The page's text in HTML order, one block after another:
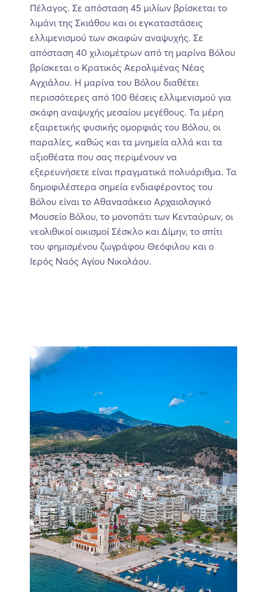
Πέλαγος. Σε απόσταση 45 μιλίων βρίσκεται το
λιμάνι της Σκιάθου και οι εγκαταστάσεις
ελλιμενισμού των σκαφών αναψυχής. Σε
απόσταση 40 χιλιομέτρων από τη μαρίνα Βόλου
βρίσκεται ο Κρατικός Αερολιμένας Νέας
Αγχιάλου. Η μαρίνα του Βόλου διαθέτει
περισσότερες από 100 θέσεις ελλιμενισμού για
σκάφη αναψυχής μεσαίου μεγέθους. Τα μέρη
εξαιρετικής φυσικής ομορφιάς του Βόλου, οι
παραλίες, καθώς και τα μνημεία αλλά και τα
αξιοθέατα που σας περιμένουν να
εξερευνήσετε είναι πραγματικά πολυάριθμα. Τα
δημοφιλέστερα σημεία ενδιαφέροντος του
Βόλου είναι το Αθανασάκειο Αρχαιολογικό
Μουσείο Βόλου, το μονοπάτι των Κενταύρων, οι
νεολιθικοί οικισμοί Σέσκλο και Δίμην, το σπίτι
του φημισμένου ζωγράφου Θεόφιλου και ο
Ιερός Ναός Αγίου Νικολάου.